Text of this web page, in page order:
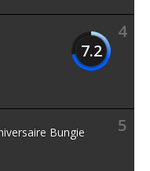
4
7.2
5
Bungie